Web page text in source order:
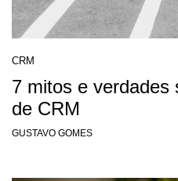
CRM
7 mitos e verdades
de CRM
GUSTAVO GOMES